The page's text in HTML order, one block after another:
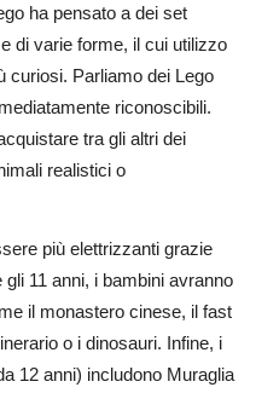
ha pensato a dei set
di varie forme, il cui utilizzo
curiosi. Parliamo dei Lego
riconoscibili.
tra gli altri dei
realistici o
più elettrizzanti grazie
gli 11 anni, i bambini avranno
il monastero cinese, il fast
o i dinosauri. Infine, i
12 anni) includono Muraglia